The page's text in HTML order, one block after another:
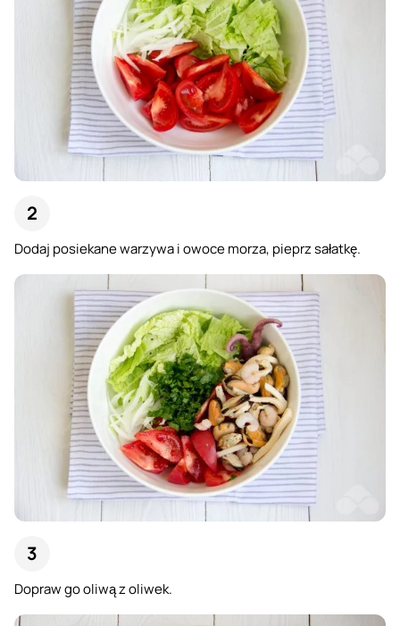
Dodaj posiekane warzywa i owoce morza, pieprz sałatkę.
Dopraw go oliwą z oliwek.